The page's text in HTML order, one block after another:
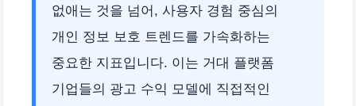
없애는 것을 넘어, 사용자 경험 중심의
개인 정보 보호 트렌드를 가속화하는
중요한 지표입니다. 이는 거대 플랫폼
기업들의 광고 수익 모델에 직접적인